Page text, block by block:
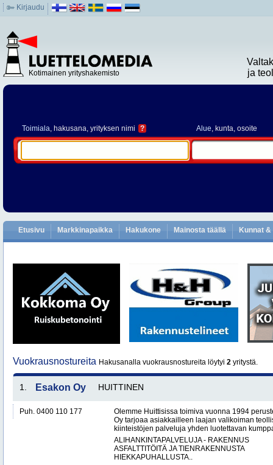
Kirjaudu
Kotimainen yrityshakemisto
ja
Toimiala, hakusana, yrityksen nimi ? Alue, kunta, osoite
Etusivu Markkinapaikka Hakukone Mainosta täällä Kunnat
Vuokrausnostureita Hakusanalla vuokrausnostureita löytyi 2 yritystä.
1. Esakon Oy HUITTINEN
Puh. 0400 110 177
Olemme Huittisissa toimiva vuonna 1994
Oy tarjoaa asiakkailleen laajan valikoiman
kiinteistöjen palveluja yhden luotettavan
ALIHANKINTAPALVELUJA - RAKENNUS
ASFALTTITÖITÄ JA TIENRAKENNUSTA
HIEKKAPUHALLUSTA..